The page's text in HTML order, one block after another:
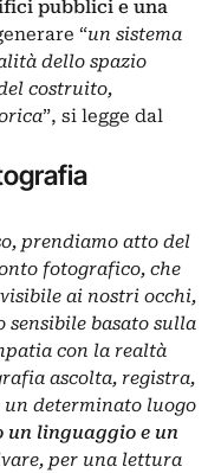
pubblici e una
“un sistema
dello spazio
costruito,
”, si legge dal
prendiamo atto del
fotografico, che
ai nostri occhi,
basato sulla
con la realtà
ascolta, registra,
un determinato luogo
linguaggio e un
per una lettura